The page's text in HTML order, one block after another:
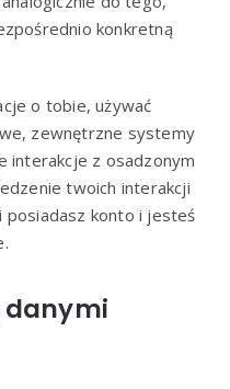
konkretną
o tobie, używać
zewnętrzne systemy
interakcje z osadzonym
twoich interakcji
posiadasz konto i jesteś
danymi